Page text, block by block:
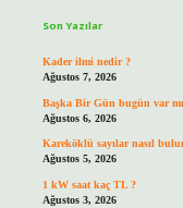
Son Yazılar
Kader ilmi nedir ?
Ağustos 7, 2026
Başka Bir Gün bugün var
Ağustos 6, 2026
Kareköklü sayılar nasıl
Ağustos 5, 2026
1 kW saat kaç TL ?
Ağustos 3, 2026